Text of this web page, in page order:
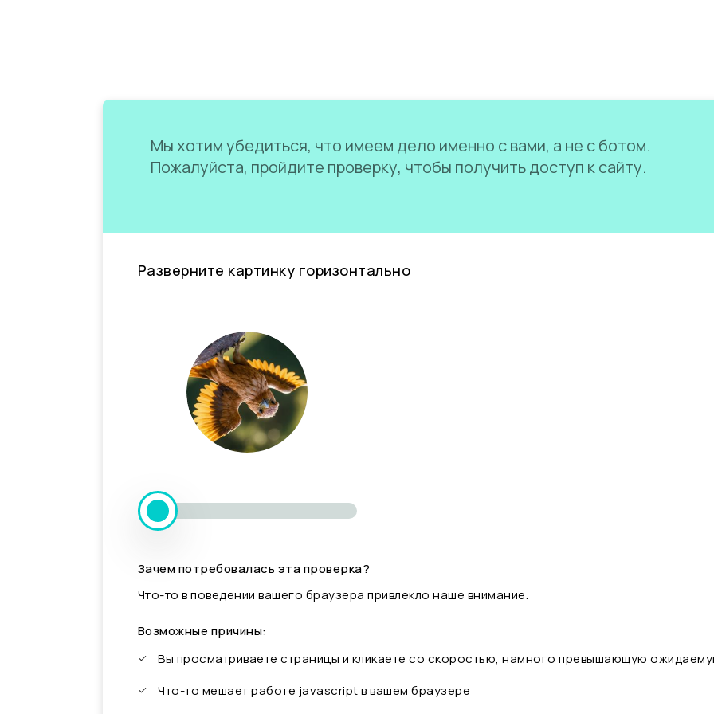
Мы хотим убедиться, что имеем дело именно с вами, а не с ботом.
Пожалуйста, пройдите проверку, чтобы получить доступ к сайту.
Разверните картинку горизонтально
Зачем потребовалась эта проверка?
Что-то в поведении вашего браузера привлекло наше внимание.
Возможные причины:
Вы просматриваете страницы и кликаете со скоростью, намного превышающую
Что-то мешает работе javascript в вашем браузере